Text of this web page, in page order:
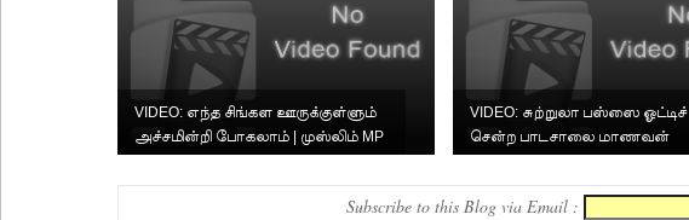
VIDEO: எந்த சிங்கள ஊருக்குள்ளும்
அச்சமின்றி போகலாம் | முஸ்லிம் MP
VIDEO: சுற்றுலா பஸ்ஸை ஓட்டிச்
சென்ற பாடசாலை மாணவன்
Subscribe to this Blog via Email :